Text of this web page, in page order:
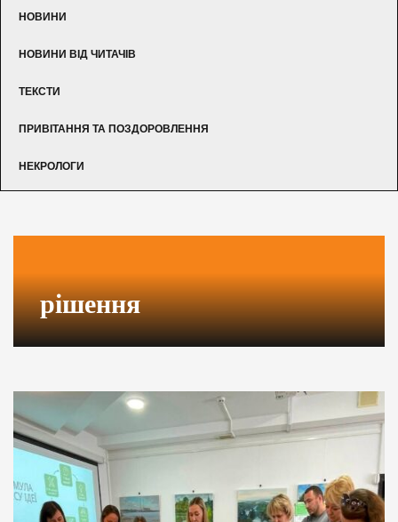
НОВИНИ
НОВИНИ ВІД ЧИТАЧІВ
ТЕКСТИ
ПРИВІТАННЯ ТА ПОЗДОРОВЛЕННЯ
НЕКРОЛОГИ
рішення